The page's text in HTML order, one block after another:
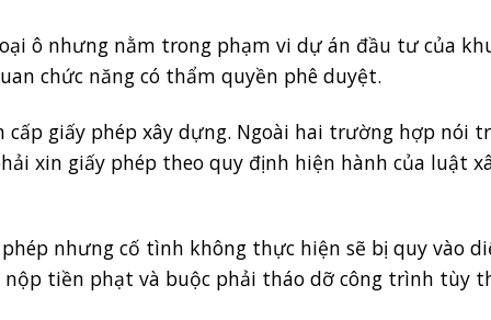
ô nhưng nằm trong phạm vi dự án đầu tư của
chức năng có thẩm quyền phê duyệt.
giấy phép xây dựng. Ngoài hai trường hợp nói
xin giấy phép theo quy định hiện hành của luật
nhưng cố tình không thực hiện sẽ bị quy vào
tiền phạt và buộc phải tháo dỡ công trình tùy